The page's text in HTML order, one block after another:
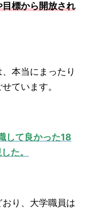
標から開放され
本当にまったり
ています。
して良かった18
た。
り、大学職員は